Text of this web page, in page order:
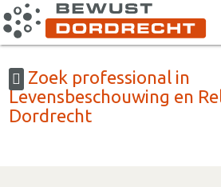
Zoek professional in
Levensbeschouwing en
Dordrecht